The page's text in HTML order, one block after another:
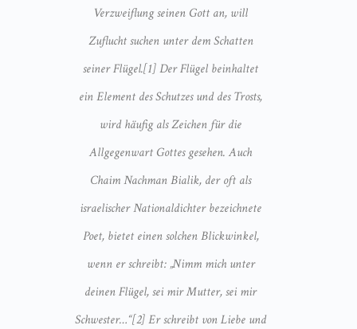
Verzweiflung seinen Gott an, will
Zuflucht suchen unter dem Schatten
seiner Flügel.[1] Der Flügel beinhaltet
ein Element des Schutzes und des Trosts,
wird häufig als Zeichen für die
Allgegenwart Gottes gesehen. Auch
Chaim Nachman Bialik, der oft als
israelischer Nationaldichter bezeichnete
Poet, bietet einen solchen Blickwinkel,
wenn er schreibt: „Nimm mich unter
deinen Flügel, sei mir Mutter, sei mir
Schwester…“[2] Er schreibt von Liebe und